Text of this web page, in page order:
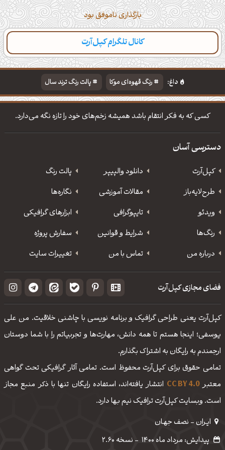
بارگذاری ناموفق بود
کانال تلگرام کپل‌آرت
داغ: رنگ قهوه‌ای موکا
پالت رنگ ترند سال
دانلود والپیپر مذهبی
تایپوگرافی شعر مولانا
کسی که به فکر انتقام باشد همیشه زخم‌های خود را تازه نگه می‌دارد.
دسترسی آسان
کپل‌آرت دانلود‌ والپیپر
پالت رنگ
طرح‌لایه‌باز
مقالات آموزشی
نگاره‌ها
ویدئو
‌تایپوگرافی
ابزارهای گرافیکی
رنگ‌ها
شرایط و قوانین
سفارش پروژه
درباره من
تماس با من تغییرات سایت
فضای مجازی کپل‌آرت
کپل‌آرت یعنی طراحی گرافیک و برنامه نویسی با چاشنی خلاقیت. من علی
یوسفی؛ اینجا هستم تا همه دانش، مهارت‌‌ها و تجربیاتم را با شما دوستان
ارجمندم به رایگان به اشتراک بگذارم.
تمامی حقوق برای کپل‌آرت محفوظ است. تمامی آثار گرافیکی تحت گواهی
معتبرCC BY 4.0 انتشار یافته‌اند، استفاده رایگان تنها با ذکر منبع مجاز
است. وبسایت کپل‌آرت ترافیک نیم بها دارد.
ایـران - نصف جهـان
پیدایش: مرداد ماه 1400
- نسخه 2.60